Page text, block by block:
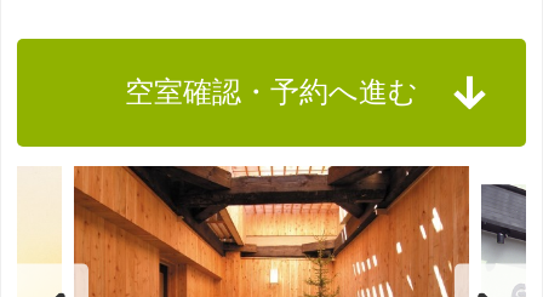
空室確認・予約へ進む